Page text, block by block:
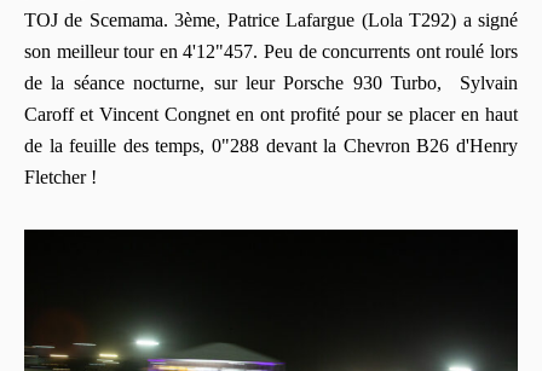
TOJ de Scemama. 3ème, Patrice Lafargue (Lola T292) a signé
son meilleur tour en 4'12"457. Peu de concurrents ont roulé lors
de la séance nocturne, sur leur Porsche 930 Turbo, Sylvain
Caroff et Vincent Congnet en ont profité pour se placer en haut
de la feuille des temps, 0"288 devant la Chevron B26 d'Henry
Fletcher !